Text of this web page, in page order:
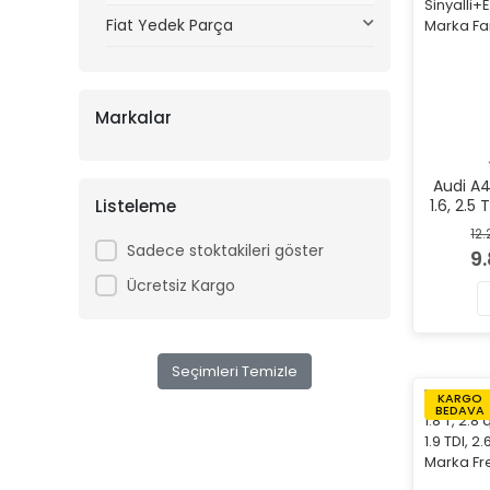
Fiat Yedek Parça
Markalar
Listeleme
Sadece stoktakileri göster
Ücretsiz Kargo
Seçimleri Temizle
Audi
1.6, 2.5
3.0
Sol
KARGO
BEDAVA